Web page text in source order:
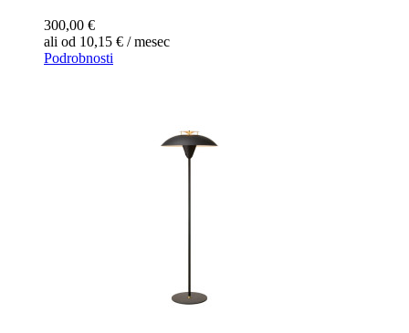
300,00 €
ali od 10,15 € / mesec
Podrobnosti